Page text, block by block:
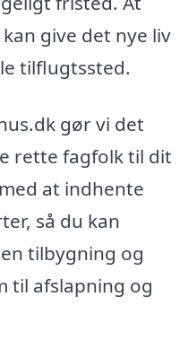
give det nye liv
tilflugtssted.
gør vi det
rette fagfolk til dit
at indhente
så du kan
tilbygning og
til afslapning og